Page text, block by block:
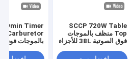
SCCP 720W Table
Top منظف بالموجات
فوق الصوتية 38L للأجزاء
بالموجات فوق